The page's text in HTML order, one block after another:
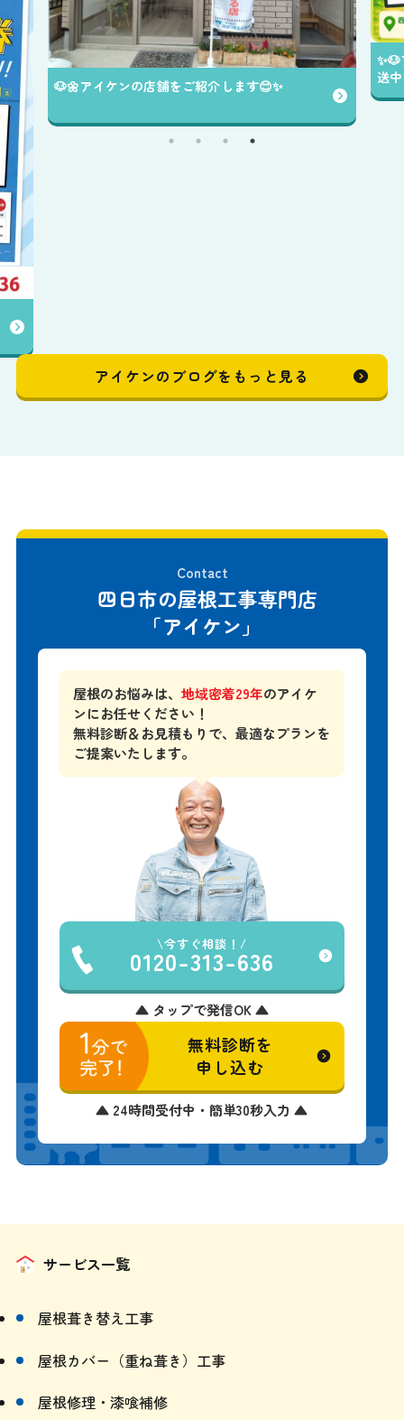
🐶🌼アイケンの店舗をご紹介します😊✨️
送
アイケンのブログをもっと見る
Contact
四日市の屋根工事専門店
「アイケン」
屋根のお悩みは、地域密着29年のアイケ
ンにお任せください！
無料診断＆お見積もりで、最適なプランを
ご提案いたします。
今すぐ相談！
0120-313-636
▲ タップで発信OK ▲
無料診断を
申し込む
▲ 24時間受付中・簡単30秒入力 ▲
サービス一覧
屋根葺き替え工事
屋根カバー（重ね葺き）工事
屋根修理・漆喰補修